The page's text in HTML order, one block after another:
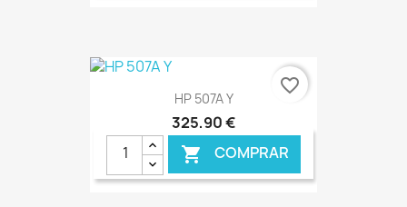
HP 507A Y
325,90 €
 COMPRAR
favorite_border